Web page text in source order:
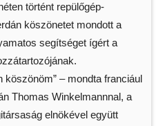
történt repülőgép-
köszönetet mondott a
segítséget ígért a
köszönöm” – mondta franciául
Thomas Winkelmannnal, a
elnökével együtt